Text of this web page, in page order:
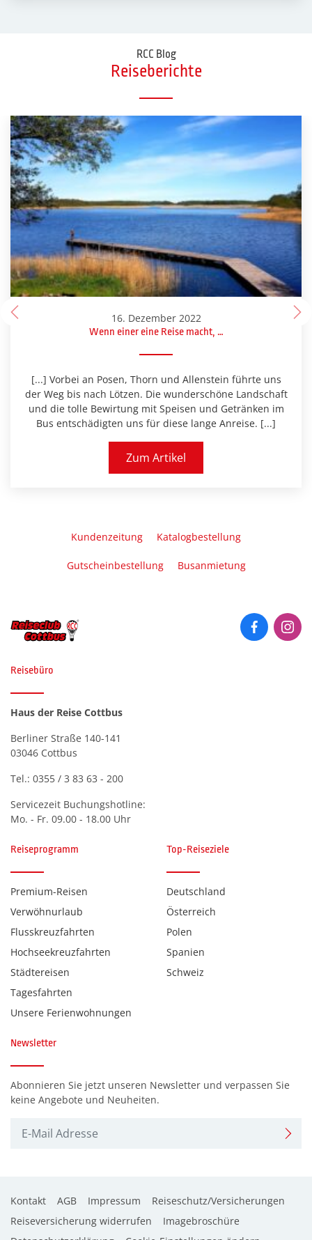
RCC Blog
Reiseberichte
16. Dezember 2022
Wenn einer eine Reise macht, …
[...] Vorbei an Posen, Thorn und Allenstein führte uns
der Weg bis nach Lötzen. Die wunderschöne Landschaft
und die tolle Bewirtung mit Speisen und Getränken im
Bus entschädigten uns für diese lange Anreise. [...]
Zum Artikel
Kundenzeitung Katalogbestellung
Gutscheinbestellung Busanmietung
Reisebüro
Haus der Reise Cottbus
Berliner Straße 140-141
03046 Cottbus
Tel.: 0355 / 3 83 63 - 200
Servicezeit Buchungshotline:
Mo. - Fr. 09.00 - 18.00 Uhr
Reiseprogramm
Premium-Reisen
Verwöhnurlaub
Flusskreuzfahrten
Hochseekreuzfahrten
Städtereisen
Tagesfahrten
Unsere Ferienwohnungen
Top-Reiseziele
Deutschland
Österreich
Polen
Spanien
Schweiz
Newsletter
Abonnieren Sie jetzt unseren Newsletter und verpassen Sie
keine Angebote und Neuheiten.
Kontakt AGB Impressum
Reiseschutz/Versicherungen
Reiseversicherung widerrufen
Imagebroschüre